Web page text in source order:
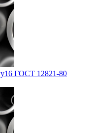
ГОСТ 12821-80